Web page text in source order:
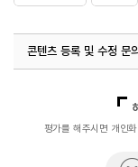
#역사여행 #역사유
콘텐츠 등록 및 수정 문의
열린관광콘텐츠팀(열린
평가를 해주시면 개인